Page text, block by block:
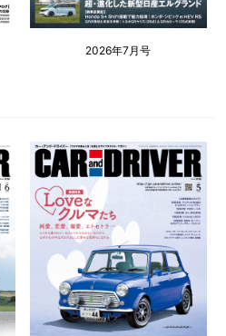
2026年7月号